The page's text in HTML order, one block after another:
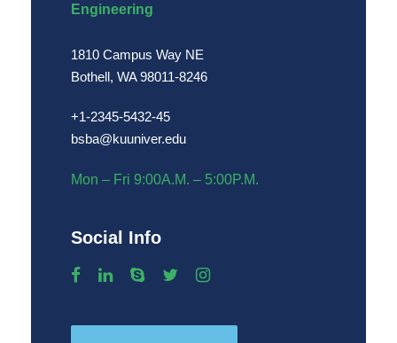
Engineering
1810 Campus Way NE
Bothell, WA 98011-8246
+1-2345-5432-45
bsba@kuuniver.edu
Mon – Fri 9:00A.M. – 5:00P.M.
Social Info